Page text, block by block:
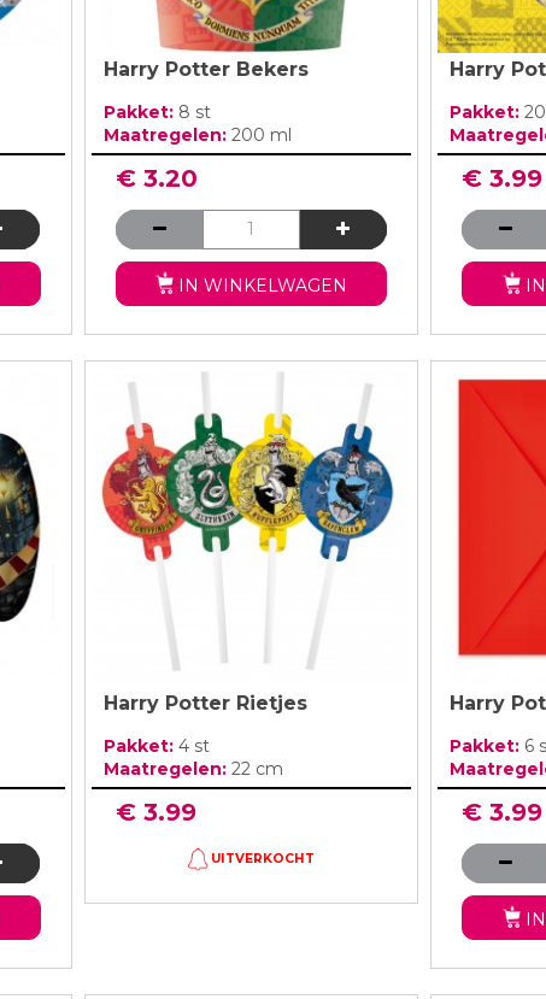
Harry Potter Bekers
Pakket: 8 st
Maatregelen: 200 ml
€ 3.20
IN WINKELWAGEN
Harry
Pakket:
€ 3.99
Harry Potter Rietjes
Pakket: 4 st
Maatregelen: 22 cm
€ 3.99
UITVERKOCHT
Harry
Pakket: 6
€ 3.99